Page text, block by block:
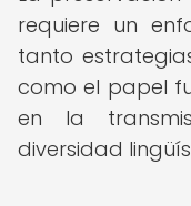
requiere un
tanto
como el papel
en la
diversidad